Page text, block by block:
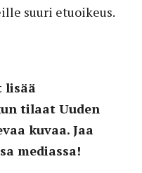
suuri etuoikeus.
lisää
tilaat Uuden
kuvaa. Jaa
mediassa!